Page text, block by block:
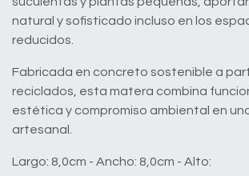
natural y sofisticado incluso en los
reducidos.
Fabricada en concreto sostenible a
reciclados, esta matera combina
estética y compromiso ambiental en
artesanal.
Largo: 8,0cm - Ancho: 8,0cm - Alto: